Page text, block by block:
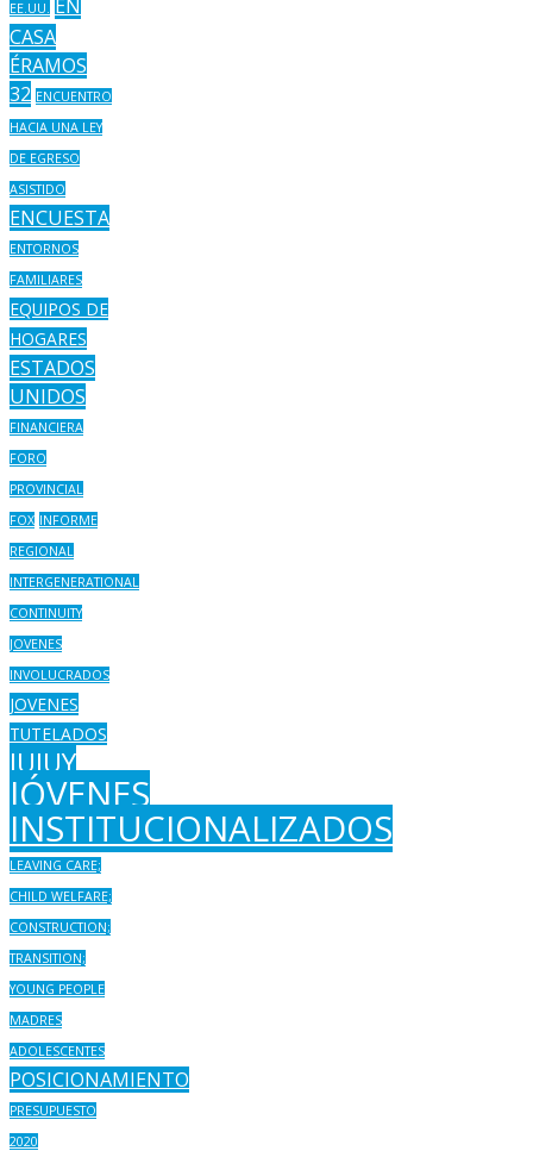
EE.UU.
EN
CASA
ÉRAMOS
32 ENCUENTRO
HACIA UNA LEY
DE EGRESO
ASISTIDO
ENCUESTA
ENTORNOS
FAMILIARES
EQUIPOS DE
HOGARES
ESTADOS
UNIDOS
FINANCIERA
FORO
PROVINCIAL
FOX INFORME
REGIONAL
INTERGENERATIONAL
CONTINUITY
JOVENES
INVOLUCRADOS
JOVENES
TUTELADOS
JUJUY
JÓVENES
INSTITUCIONALIZADOS
LEAVING CARE;
CHILD WELFARE;
CONSTRUCTION;
TRANSITION;
YOUNG PEOPLE
MADRES
ADOLESCENTES
POSICIONAMIENTO
PRESUPUESTO
2020